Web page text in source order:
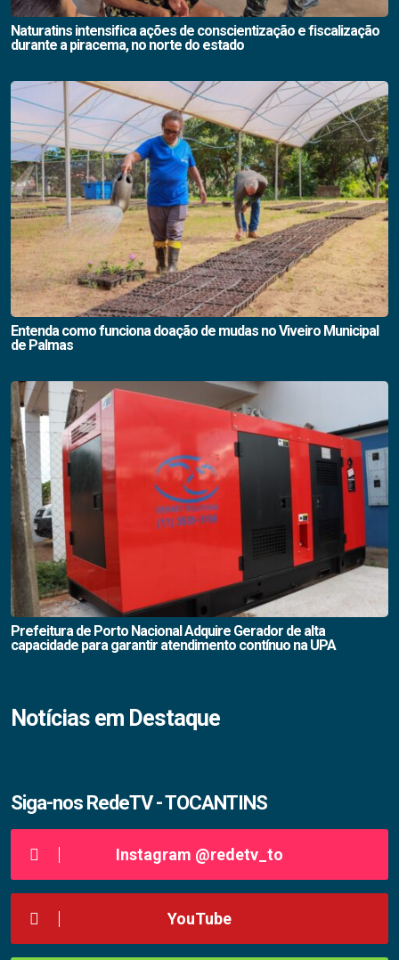
Naturatins intensifica ações de conscientização e fiscalização
durante a piracema, no norte do estado
Entenda como funciona doação de mudas no Viveiro Municipal
de Palmas
Prefeitura de Porto Nacional Adquire Gerador de alta
capacidade para garantir atendimento contínuo na UPA
Notícias em Destaque
Siga-nos RedeTV - TOCANTINS
Instagram @redetv_to
YouTube